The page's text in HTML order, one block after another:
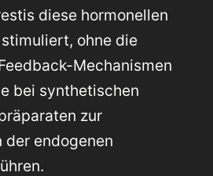
diese hormonellen
ohne die
Mechanismen
bei synthetischen
zur
der endogenen